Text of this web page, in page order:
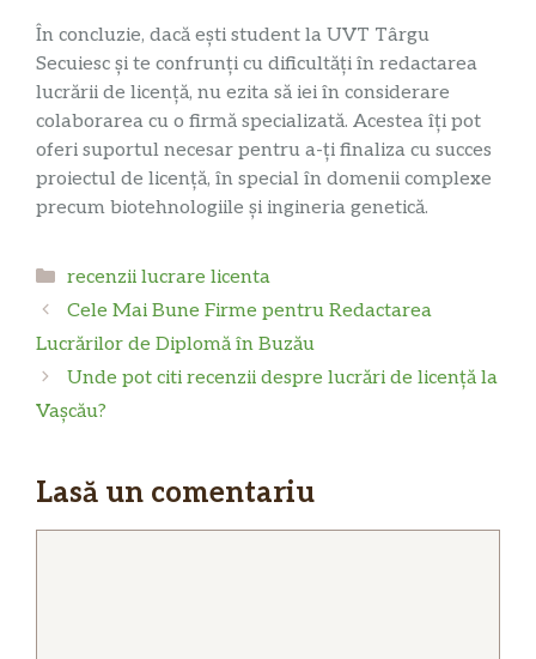
În concluzie, dacă ești student la UVT Târgu
Secuiesc și te confrunți cu dificultăți în redactarea
lucrării de licență, nu ezita să iei în considerare
colaborarea cu o firmă specializată. Acestea îți pot
oferi suportul necesar pentru a-ți finaliza cu succes
proiectul de licență, în special în domenii complexe
precum biotehnologiile și ingineria genetică.
Categorii
recenzii lucrare licenta
Cele Mai Bune Firme pentru Redactarea
Lucrărilor de Diplomă în Buzău
Unde pot citi recenzii despre lucrări de licență la
Vașcău?
Lasă un comentariu